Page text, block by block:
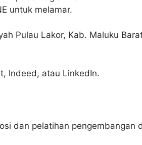
untuk melamar.
Pulau Lakor, Kab. Maluku
Indeed, atau LinkedIn.
dan pelatihan pengembangan